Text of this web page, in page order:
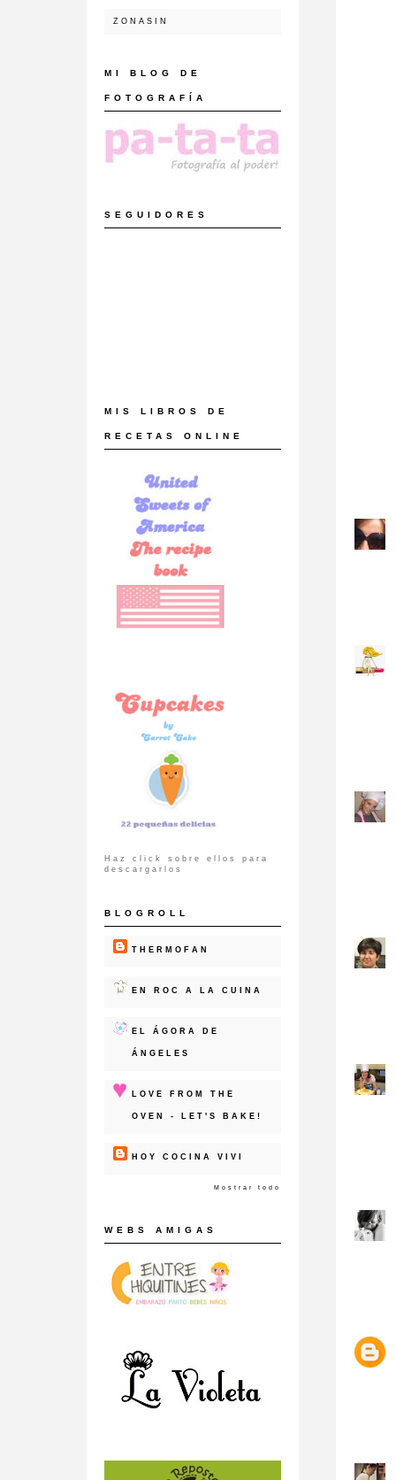
ZONASIN
MI BLOG DE
FOTOGRAFÍA
SEGUIDORES
MIS LIBROS DE
RECETAS ONLINE
Haz click sobre ellos para
descargarlos
BLOGROLL
THERMOFAN
EN ROC A LA CUINA
EL ÁGORA DE
ÁNGELES
LOVE FROM THE
OVEN - LET'S BAKE!
HOY COCINA VIVI
Mostrar todo
WEBS AMIGAS